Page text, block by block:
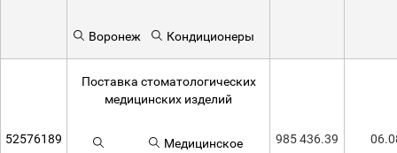
Воронеж Кондиционеры
52576189
Поставка стоматологических
медицинских изделий
Медицинское
985 436.39